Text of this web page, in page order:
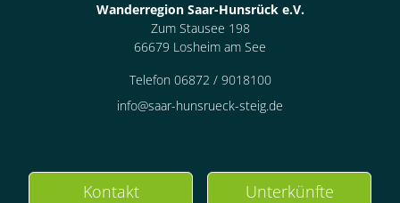
Wanderregion Saar-Hunsrück e.V.
Zum Stausee 198
66679 Losheim am See
Telefon 06872 / 9018100
info@saar-hunsrueck-steig.de
Kontakt Unterkünfte